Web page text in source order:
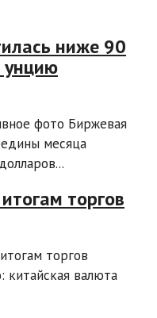
ниже 90
унцию
фото Биржевая
месяца
торгов
торгов
валюта